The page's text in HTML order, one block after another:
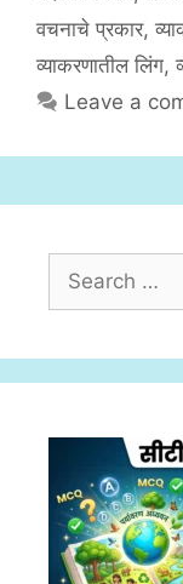
o
r
i
s
s
वचनाचे प्रकार,
व्याकरणातील लिंग,
Leave a
r
c